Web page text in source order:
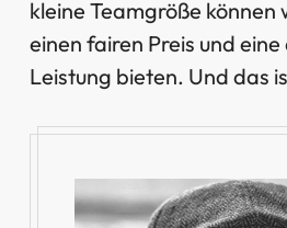
kleine Teamgröße können
einen fairen Preis und
Leistung bieten. Und das